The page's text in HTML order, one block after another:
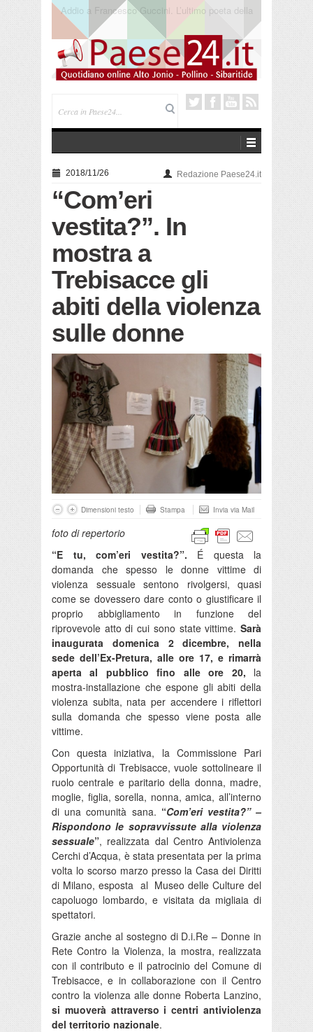
Saracena. Presentato “America”, il romanzo di Luigi
Pandolfi che racconta l’emigrazione
2018/11/26 Redazione Paese24.it
“Com’eri
vestita?”. In
mostra a
Trebisacce gli
abiti della violenza
sulle donne
Dimensioni testo Stampa Invia via Mail
foto di repertorio
“E tu, com’eri vestita?”. É questa la
domanda che spesso le donne vittime di
violenza sessuale sentono rivolgersi, quasi
come se dovessero dare conto o giustificare il
proprio abbigliamento in funzione del
riprovevole atto di cui sono state vittime. Sarà
inaugurata domenica 2 dicembre, nella
sede dell’Ex-Pretura, alle ore 17, e rimarrà
aperta al pubblico fino alle ore 20, la
mostra-installazione che espone gli abiti della
violenza subita, nata per accendere i riflettori
sulla domanda che spesso viene posta alle
vittime.
Con questa iniziativa, la Commissione Pari
Opportunità di Trebisacce, vuole sottolineare il
ruolo centrale e paritario della donna, madre,
moglie, figlia, sorella, nonna, amica, all’interno
di una comunità sana. “Com’eri vestita?” –
Rispondono le sopravvissute alla violenza
sessuale”, realizzata dal Centro Antiviolenza
Cerchi d’Acqua, è stata presentata per la prima
volta lo scorso marzo presso la Casa dei Diritti
di Milano, esposta al Museo delle Culture del
capoluogo lombardo, e visitata da migliaia di
spettatori.
Grazie anche al sostegno di D.i.Re – Donne in
Rete Contro la Violenza, la mostra, realizzata
con il contributo e il patrocinio del Comune di
Trebisacce, e in collaborazione con il Centro
contro la violenza alle donne Roberta Lanzino,
si muoverà attraverso i centri antiviolenza
del territorio nazionale.